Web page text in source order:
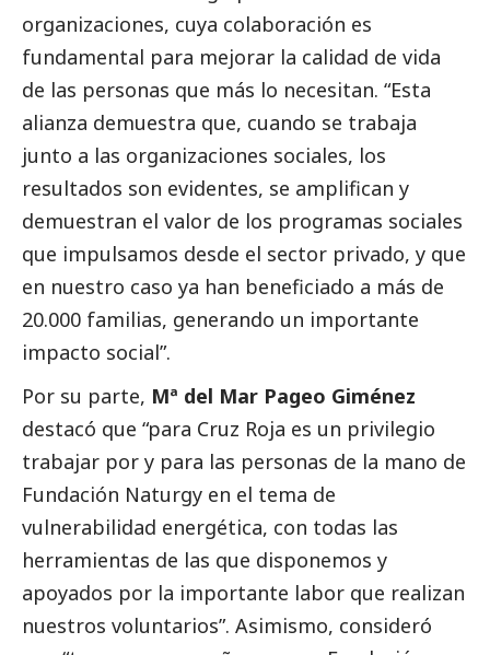
organizaciones, cuya colaboración es
fundamental para mejorar la calidad de vida
de las personas que más lo necesitan. “Esta
alianza demuestra que, cuando se trabaja
junto a las organizaciones sociales, los
resultados son evidentes, se amplifican y
demuestran el valor de los programas sociales
que impulsamos desde el sector privado, y que
en nuestro caso ya han beneficiado a más de
20.000 familias, generando un importante
impacto social”.
Por su parte, Mª del Mar Pageo Giménez
destacó que “para Cruz Roja es un privilegio
trabajar por y para las personas de la mano de
Fundación Naturgy en el tema de
vulnerabilidad energética, con todas las
herramientas de las que disponemos y
apoyados por la importante labor que realizan
nuestros voluntarios”. Asimismo, consideró